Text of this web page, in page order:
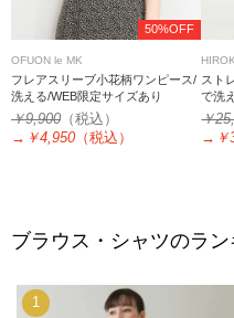
50%OFF
OFUON le MK
フレアスリーブ小花柄ワンピース/
洗える/WEB限定サイズあり
￥9,900 （税込）
→ ￥4,950 （税込）
スト
で洗
￥
→
ブラウス・シャツのラ
1